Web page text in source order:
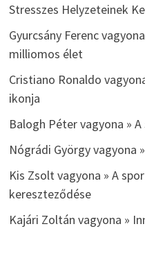
Stresszes Helyzeteinek
Gyurcsány Ferenc
milliomos élet
Cristiano Ronaldo
ikonja
Balogh Péter vagyona »
Nógrádi György vagyona
Kis Zsolt vagyona » A
kereszteződése
Kajári Zoltán vagyona »